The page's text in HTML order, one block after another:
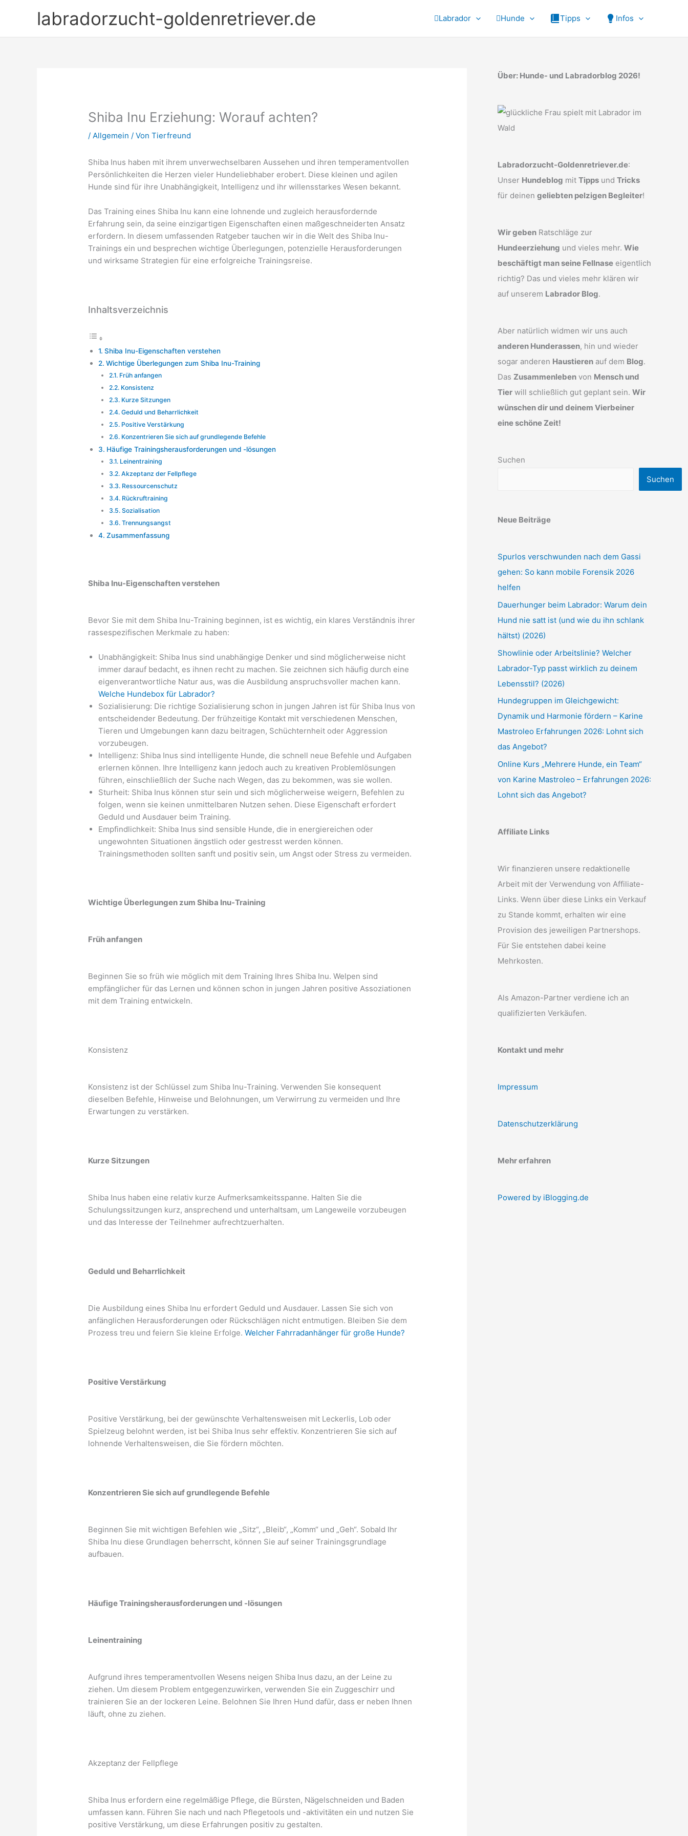
labradorzucht-goldenretriever.de Labrador Hunde Tipps Infos
Shiba Inu Erziehung: Worauf achten?
/Allgemein / VonTierfreund
Shiba Inus haben mit ihrem unverwechselbaren Aussehen und ihren temperamentvollen
Persönlichkeiten die Herzen vieler Hundeliebhaber erobert. Diese kleinen und agilen
Hunde sind für ihre Unabhängigkeit, Intelligenz und ihr willensstarkes Wesen bekannt.
Das Training eines Shiba Inu kann eine lohnende und zugleich herausfordernde
Erfahrung sein, da seine einzigartigen Eigenschaften einen maßgeschneiderten Ansatz
erfordern. In diesem umfassenden Ratgeber tauchen wir in die Welt des Shiba Inu-
Trainings ein und besprechen wichtige Überlegungen, potenzielle Herausforderungen
und wirksame Strategien für eine erfolgreiche Trainingsreise.
Inhaltsverzeichnis
Shiba Inu-Eigenschaften verstehen
Wichtige Überlegungen zum Shiba Inu-Training
Früh anfangen
Konsistenz
Kurze Sitzungen
Geduld und Beharrlichkeit
Positive Verstärkung
Konzentrieren Sie sich auf grundlegende Befehle
Häufige Trainingsherausforderungen und -lösungen
Leinentraining
Akzeptanz der Fellpflege
Ressourcenschutz
Rückruftraining
Sozialisation
Trennungsangst
Zusammenfassung
Shiba Inu-Eigenschaften verstehen
Bevor Sie mit dem Shiba Inu-Training beginnen, ist es wichtig, ein klares Verständnis ihrer
rassespezifischen Merkmale zu haben:
Unabhängigkeit: Shiba Inus sind unabhängige Denker und sind möglicherweise nicht
immer darauf bedacht, es ihnen recht zu machen. Sie zeichnen sich häufig durch eine
eigenverantwortliche Natur aus, was die Ausbildung anspruchsvoller machen kann.
Welche Hundebox für Labrador?
Sozialisierung: Die richtige Sozialisierung schon in jungen Jahren ist für Shiba Inus von
entscheidender Bedeutung. Der frühzeitige Kontakt mit verschiedenen Menschen,
Tieren und Umgebungen kann dazu beitragen, Schüchternheit oder Aggression
vorzubeugen.
Intelligenz: Shiba Inus sind intelligente Hunde, die schnell neue Befehle und Aufgaben
erlernen können. Ihre Intelligenz kann jedoch auch zu kreativen Problemlösungen
führen, einschließlich der Suche nach Wegen, das zu bekommen, was sie wollen.
Sturheit: Shiba Inus können stur sein und sich möglicherweise weigern, Befehlen zu
folgen, wenn sie keinen unmittelbaren Nutzen sehen. Diese Eigenschaft erfordert
Geduld und Ausdauer beim Training.
Empfindlichkeit: Shiba Inus sind sensible Hunde, die in energiereichen oder
ungewohnten Situationen ängstlich oder gestresst werden können.
Trainingsmethoden sollten sanft und positiv sein, um Angst oder Stress zu vermeiden.
Wichtige Überlegungen zum Shiba Inu-Training
Früh anfangen
Beginnen Sie so früh wie möglich mit dem Training Ihres Shiba Inu. Welpen sind
empfänglicher für das Lernen und können schon in jungen Jahren positive Assoziationen
mit dem Training entwickeln.
Konsistenz
Konsistenz ist der Schlüssel zum Shiba Inu-Training. Verwenden Sie konsequent
dieselben Befehle, Hinweise und Belohnungen, um Verwirrung zu vermeiden und Ihre
Erwartungen zu verstärken.
Kurze Sitzungen
Shiba Inus haben eine relativ kurze Aufmerksamkeitsspanne. Halten Sie die
Schulungssitzungen kurz, ansprechend und unterhaltsam, um Langeweile vorzubeugen
und das Interesse der Teilnehmer aufrechtzuerhalten.
Geduld und Beharrlichkeit
Die Ausbildung eines Shiba Inu erfordert Geduld und Ausdauer. Lassen Sie sich von
anfänglichen Herausforderungen oder Rückschlägen nicht entmutigen. Bleiben Sie dem
Prozess treu und feiern Sie kleine Erfolge.Welcher Fahrradanhänger für große Hunde?
Positive Verstärkung
Positive Verstärkung, bei der gewünschte Verhaltensweisen mit Leckerlis, Lob oder
Spielzeug belohnt werden, ist bei Shiba Inus sehr effektiv. Konzentrieren Sie sich auf
lohnende Verhaltensweisen, die Sie fördern möchten.
Konzentrieren Sie sich auf grundlegende Befehle
Beginnen Sie mit wichtigen Befehlen wie „Sitz“, „Bleib“, „Komm“ und „Geh“. Sobald Ihr
Shiba Inu diese Grundlagen beherrscht, können Sie auf seiner Trainingsgrundlage
aufbauen.
Häufige Trainingsherausforderungen und -lösungen
Leinentraining
Aufgrund ihres temperamentvollen Wesens neigen Shiba Inus dazu, an der Leine zu
ziehen. Um diesem Problem entgegenzuwirken, verwenden Sie ein Zuggeschirr und
trainieren Sie an der lockeren Leine. Belohnen Sie Ihren Hund dafür, dass er neben Ihnen
läuft, ohne zu ziehen.
Akzeptanz der Fellpflege
Shiba Inus erfordern eine regelmäßige Pflege, die Bürsten, Nägelschneiden und Baden
umfassen kann. Führen Sie nach und nach Pflegetools und -aktivitäten ein und nutzen Sie
positive Verstärkung, um diese Erfahrungen positiv zu gestalten.
Über: Hunde- und Labradorblog 2026!
Labradorzucht-Goldenretriever.de:
Unser Hundeblog mit Tipps und Tricks
für deinen geliebten pelzigen Begleiter!
Wir geben Ratschläge zur
Hundeerziehung und vieles mehr. Wie
beschäftigt man seine Fellnase eigentlich
richtig? Das und vieles mehr klären wir
auf unserem Labrador Blog.
Aber natürlich widmen wir uns auch
anderen Hunderassen, hin und wieder
sogar anderen Haustieren auf dem Blog.
Das Zusammenleben von Mensch und
Tier will schließlich gut geplant sein. Wir
wünschen dir und deinem Vierbeiner
eine schöne Zeit!
Suchen
Suchen
Neue Beiträge
Spurlos verschwunden nach dem Gassi
gehen: So kann mobile Forensik 2026
helfen
Dauerhunger beim Labrador: Warum dein
Hund nie satt ist (und wie du ihn schlank
hältst) (2026)
Showlinie oder Arbeitslinie? Welcher
Labrador-Typ passt wirklich zu deinem
Lebensstil? (2026)
Hundegruppen im Gleichgewicht:
Dynamik und Harmonie fördern – Karine
Mastroleo Erfahrungen 2026: Lohnt sich
das Angebot?
Online Kurs „Mehrere Hunde, ein Team“
von Karine Mastroleo – Erfahrungen 2026:
Lohnt sich das Angebot?
Affiliate Links
Wir finanzieren unsere redaktionelle
Arbeit mit der Verwendung von Affiliate-
Links. Wenn über diese Links ein Verkauf
zu Stande kommt, erhalten wir eine
Provision des jeweiligen Partnershops.
Für Sie entstehen dabei keine
Mehrkosten.
Als Amazon-Partner verdiene ich an
qualifizierten Verkäufen.
Kontakt und mehr
Impressum
Datenschutzerklärung
Mehr erfahren
Powered by iBlogging.de